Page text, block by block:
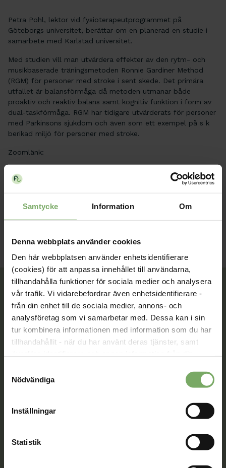
Samtycke Information Om
Denna webbplats använder cookies
Den här webbplatsen använder enhetsidentifierare
(cookies) för att anpassa innehållet till användarna,
tillhandahålla funktioner för sociala medier och analysera
vår trafik. Vi vidarebefordrar även enhetsidentifierare -
från din enhet till de sociala medier, annons- och
analysföretag som vi samarbetar med. Dessa kan i sin
tur kombinera informationen med information som du har
tillhandahållit - när du har använt deras tjänster, samt
området. Du godkänner våra cookies vid fortsatt
Nödvändiga
Inställningar
Statistik
Petra Pohl, lektor vid fysioterapeutprogrammet på
Göteborgs universitet, berättar om en planerad en studie i
samarbete med Karlstad universitet.
Med studien vill man utvärdera effekter av den rytm- och
musikbaserade träningsmetoden Ronnie Gardiner Method
(RGM) för personer med stroke i sent skede. Det primära
utfallet är balansförmåga då metoden utmanar både
proaktiv och reaktiv balans samt kognitiv funktion i form av
dual-taskförmåga. RGM har tidigare utvärderats för personer
med Parkinsons sjukdom och även som ett exempel på s k
berikad miljö för personer med stroke.
Zoomlänk:
Webbinar Neurologi Kompetensutveckling
Tillsammans rör vi oss framåt. Du är en viktig del
av vår rörelse.
Bli medlem
Välkommen att kontakta oss. Här hittar du kontaktvägar